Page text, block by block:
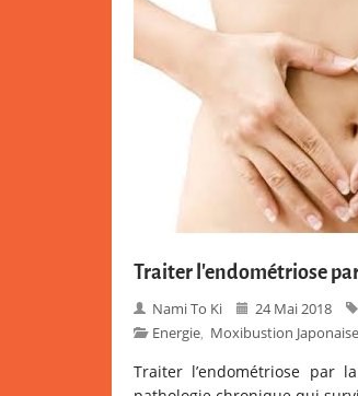
Traiter l’endométriose
Nami To Ki 24 Mai 2018
Energie Moxibustion Japonaise
Traiter l’endométriose par